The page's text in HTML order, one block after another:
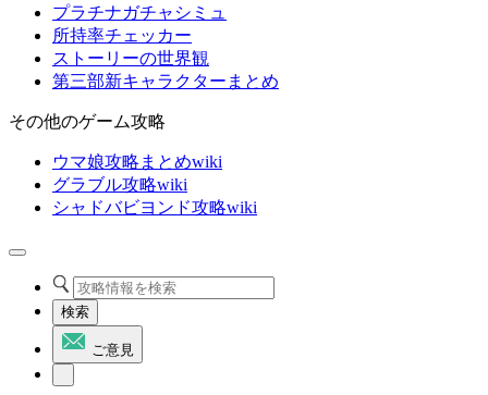
プラチナガチャシミュ
所持率チェッカー
ストーリーの世界観
第三部新キャラクターまとめ
その他のゲーム攻略
ウマ娘攻略まとめwiki
グラブル攻略wiki
シャドバビヨンド攻略wiki
検索
ご意見